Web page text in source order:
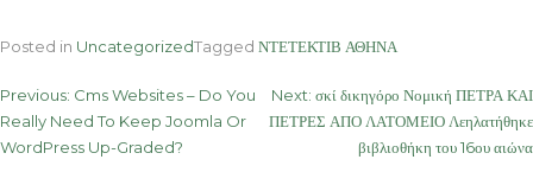
Posted in UncategorizedTagged ΝΤΕΤΕΚΤΙΒ ΑΘΗΝΑ
Post
navigation
Previous: Cms Websites – Do You
Really Need To Keep Joomla Or
WordPress Up-Graded?
Next: σκί δικηγόρο Νομική ΠΕΤΡΑ ΚΑΙ
ΠΕΤΡΕΣ ΑΠΟ ΛΑΤΟΜΕΙΟ Λεηλατήθηκε
βιβλιοθήκη του 16ου αιώνα